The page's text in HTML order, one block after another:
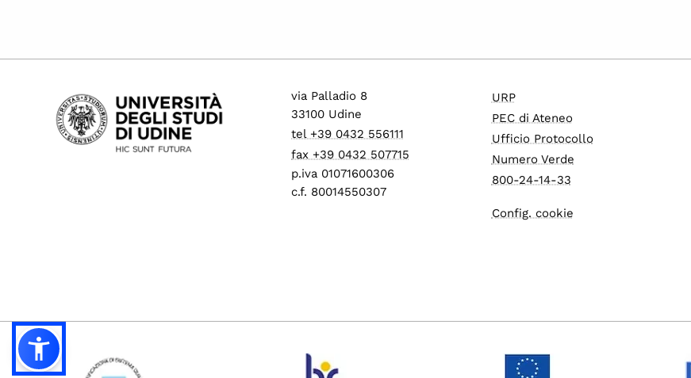
via Palladio 8
33100 Udine
tel +39 0432 556111
fax +39 0432 507715
p.iva 01071600306
c.f. 80014550307
URP
PEC di Ateneo
Ufficio Protocollo
Numero Verde
800-24-14-33
Config. cookie